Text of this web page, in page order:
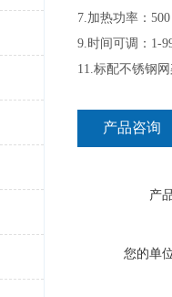
7.加热功率： 500
9.时间可调：1-
11.标配不锈钢
产品咨询
产
您的单